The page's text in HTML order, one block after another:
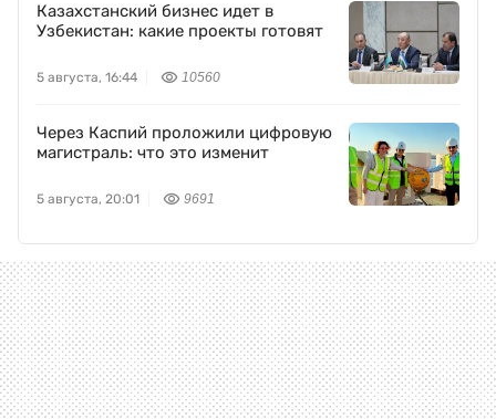
Казахстанский бизнес идет в
Узбекистан: какие проекты готовят
5 августа, 16:44 10560
Через Каспий проложили цифровую
магистраль: что это изменит
5 августа, 20:01 9691